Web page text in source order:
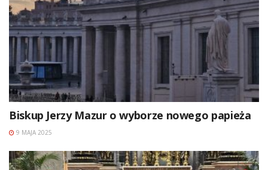
Biskup Jerzy Mazur o wyborze nowego papieża
9 MAJA 2025